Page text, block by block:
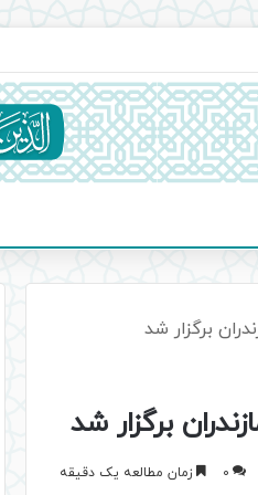
برگزار شد
برگزار شد
0 زمان مطالعه یک دقیقه